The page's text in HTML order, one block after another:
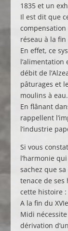
1835 et un
Il est dit que
compensation
réseau à la fin
En effet, ce
débit de
pâturages et
moulins à eau.
En flânant
rappellent
l’industrie
Si vous
l’harmonie
sachez que
tenace de
cette histoire :
A la fin du
Midi
dérivation